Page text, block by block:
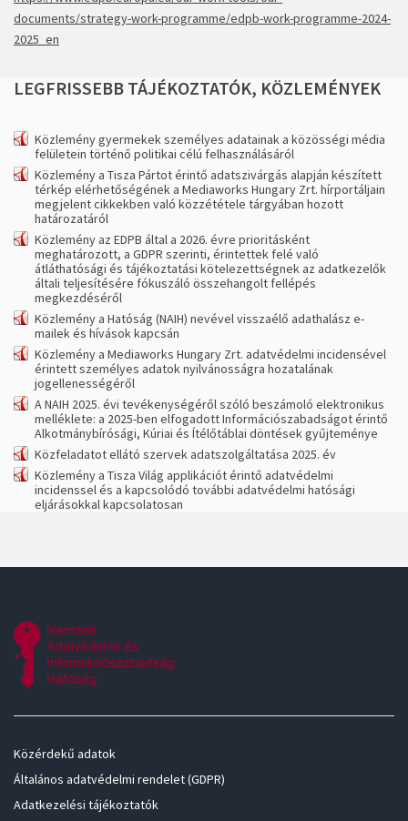
documents/strategy-work-programme/edpb-work-programme-2024-
2025_en
LEGFRISSEBB TÁJÉKOZTATÓK, KÖZLEMÉNYEK
Közlemény gyermekek személyes adatainak a közösségi média
felületein történő politikai célú felhasználásáról
Közlemény a Tisza Pártot érintő adatszivárgás alapján készített
térkép elérhetőségének a Mediaworks Hungary Zrt. hírportáljain
megjelent cikkekben való közzététele tárgyában hozott
határozatáról
Közlemény az EDPB által a 2026. évre prioritásként
meghatározott, a GDPR szerinti, érintettek felé való
átláthatósági és tájékoztatási kötelezettségnek az adatkezelők
általi teljesítésére fókuszáló összehangolt fellépés
megkezdéséről
Közlemény a Hatóság (NAIH) nevével visszaélő adathalász e-
mailek és hívások kapcsán
Közlemény a Mediaworks Hungary Zrt. adatvédelmi incidensével
érintett személyes adatok nyilvánosságra hozatalának
jogellenességéről
A NAIH 2025. évi tevékenységéről szóló beszámoló elektronikus
melléklete: a 2025-ben elfogadott Információszabadságot érintő
Alkotmánybírósági, Kúriai és Ítélőtáblai döntések gyűjteménye
Közfeladatot ellátó szervek adatszolgáltatása 2025. év
Közlemény a Tisza Világ applikációt érintő adatvédelmi
incidenssel és a kapcsolódó további adatvédelmi hatósági
eljárásokkal kapcsolatosan
Közérdekű adatok
Általános adatvédelmi rendelet (GDPR)
Adatkezelési tájékoztatók